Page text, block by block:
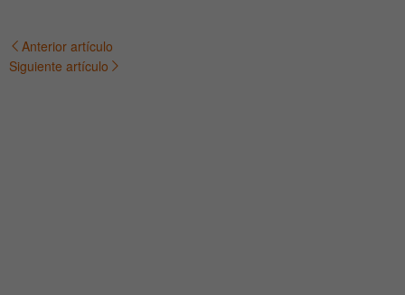
Navegación
Anterior artículo
Siguiente artículo